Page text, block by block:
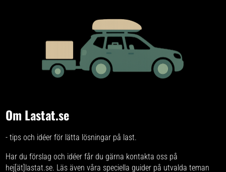
Om Lastat.se
- tips och idéer för lätta lösningar på last.
Har du förslag och idéer får du gärna kontakta oss på
hej[ät]lastat.se. Läs även våra speciellaguider på utvalda teman